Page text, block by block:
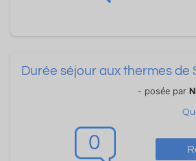
0
Durée séjour aux thermes de
- posée par